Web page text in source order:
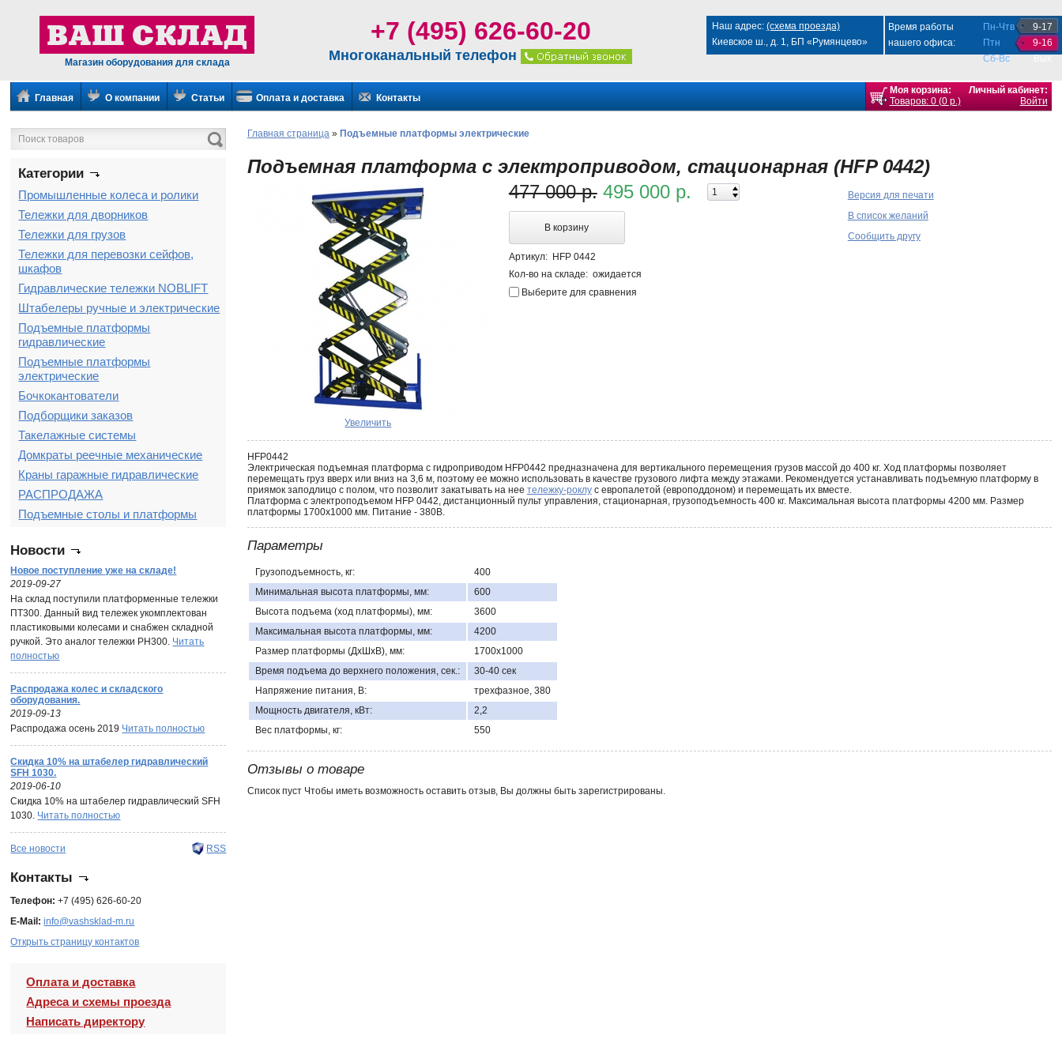
Магазин оборудования для склада
+7 (495) 626-60-20
Многоканальный телефон
Время работы
нашего офиса:
Пн-Чтв
Птн
Сб-Вс
9-17
9-16
Наш адрес: (схема проезда)
Киевское ш., д. 1, БП «Румянцево»
Главная О компании Статьи Оплата и доставка Контакты
Моя корзина:
Товаров: 0 (0 р.)
Личный кабинет:
Войти
Категории
Промышленные колеса и ролики
Тележки для дворников
Тележки для грузов
Тележки для перевозки сейфов,
шкафов
Гидравлические тележки NOBLIFT
Штабелеры ручные и электрические
Подъемные платформы
гидравлические
Подъемные платформы
электрические
Бочкокантователи
Подборщики заказов
Такелажные системы
Домкраты реечные механические
Краны гаражные гидравлические
РАСПРОДАЖА
Подъемные столы и платформы
Новости
Новое поступление уже на складе!
2019-09-27
На склад поступили платформенные тележки
ПТ300. Данный вид тележек укомплектован
пластиковыми колесами и снабжен складной
ручкой. Это аналог тележки PH300. Читать
полностью
Распродажа колес и складского
оборудования.
2019-09-13
Распродажа осень 2019 Читать полностью
Скидка 10% на штабелер гидравлический
SFH 1030.
2019-06-10
Скидка 10% на штабелер гидравлический SFH
1030. Читать полностью
Все новости RSS
Контакты
Телефон: +7 (495) 626-60-20
E-Mail: info@vashsklad-m.ru
Открыть страницу контактов
Оплата и доставка
Адреса и схемы проезда
Написать директору
Главная страница » Подъемные платформы электрические
Подъемная платформа с электроприводом, стационарная (HFP 0442)
Увеличить
477 000 р. 495 000 р.
В корзину
Артикул: HFP 0442
Кол-во на складе: ожидается
Выберите для сравнения
Версия для печати
В список желаний
Сообщить другу
HFP0442
Электрическая подъемная платформа с гидроприводом HFP0442 предназначена для вертикального перемещения грузов массой до 400 кг. Ход платформы позволяет
перемещать груз вверх или вниз на 3,6 м, поэтому ее можно использовать в качестве грузового лифта между этажами. Рекомендуется устанавливать подъемную платформу в
приямок заподлицо с полом, что позволит закатывать на нее тележку-роклус европалетой (европоддоном) и перемещать их вместе.
Платформа с электроподъемом HFP 0442, дистанционный пульт управления, стационарная, грузоподъемность 400 кг. Максимальная высота платформы 4200 мм. Размер
платформы 1700х1000 мм. Питание - 380В.
Параметры
Грузоподъемность, кг:
400
Минимальная высота платформы, мм:
600
Высота подъема (ход платформы), мм:
3600
Максимальная высота платформы, мм:
4200
Размер платформы (ДхШхВ), мм:
1700x1000
Время подъема до верхнего положения, сек.:
30-40 сек
Напряжение питания, В:
трехфазное, 380
Мощность двигателя, кВт:
2,2
Вес платформы, кг:
550
Отзывы о товаре
Список пуст Чтобы иметь возможность оставить отзыв, Вы должны быть зарегистрированы.